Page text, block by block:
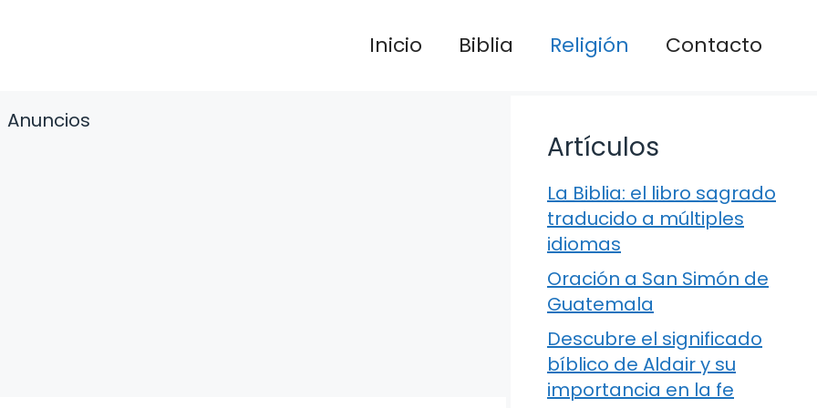
Inicio Biblia Religión Contacto
Anuncios
Artículos
La Biblia: el libro sagrado
traducido a múltiples
idiomas
Oración a San Simón de
Guatemala
Descubre el significado
bíblico de Aldair y su
importancia en la fe